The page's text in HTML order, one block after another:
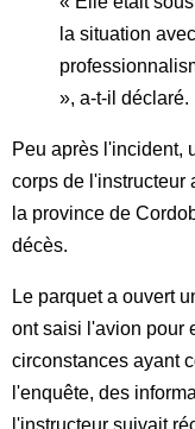
la situation
», a-t-il déclaré.
Peu après l'incident,
corps de l'instructeur
la province de
décès.
Le parquet a ouvert
ont saisi l'avion pour
circonstances ayant
l'enquête, des
l'instructeur suivait